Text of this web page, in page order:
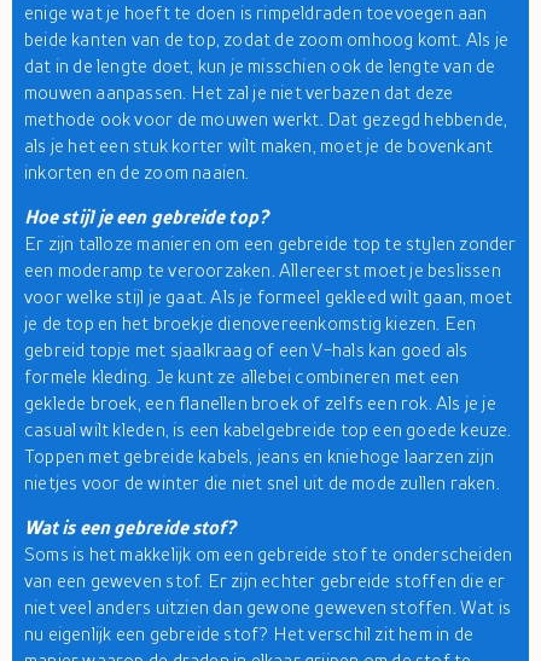
enige wat je hoeft te doen is rimpeldraden toevoegen aan
beide kanten van de top, zodat de zoom omhoog komt. Als je
dat in de lengte doet, kun je misschien ook de lengte van de
mouwen aanpassen. Het zal je niet verbazen dat deze
methode ook voor de mouwen werkt. Dat gezegd hebbende,
als je het een stuk korter wilt maken, moet je de bovenkant
inkorten en de zoom naaien.
Hoe stijl je een gebreide top?
Er zijn talloze manieren om een gebreide top te stylen zonder
een moderamp te veroorzaken. Allereerst moet je beslissen
voor welke stijl je gaat. Als je formeel gekleed wilt gaan, moet
je de top en het broekje dienovereenkomstig kiezen. Een
gebreid topje met sjaalkraag of een V-hals kan goed als
formele kleding. Je kunt ze allebei combineren met een
geklede broek, een flanellen broek of zelfs een rok. Als je je
casual wilt kleden, is een kabelgebreide top een goede keuze.
Toppen met gebreide kabels, jeans en kniehoge laarzen zijn
nietjes voor de winter die niet snel uit de mode zullen raken.
Wat is een gebreide stof?
Soms is het makkelijk om een gebreide stof te onderscheiden
van een geweven stof. Er zijn echter gebreide stoffen die er
niet veel anders uitzien dan gewone geweven stoffen. Wat is
nu eigenlijk een gebreide stof? Het verschil zit hem in de